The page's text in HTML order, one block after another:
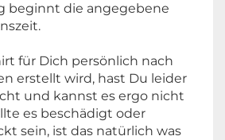
(FWF)
content standard
100
beginnt die angegebene
für Dich persönlich nach
erstellt wird, hast Du leider
und kannst es ergo nicht
es beschädigt oder
sein, ist das natürlich was